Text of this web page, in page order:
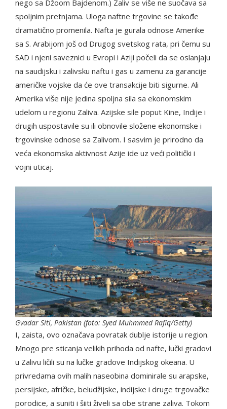
nego sa Džoom Bajdenom.) Zaliv se više ne suočava sa
spoljnim pretnjama. Uloga naftne trgovine se takođe
dramatično promenila. Nafta je gurala odnose Amerike
sa S. Arabijom još od Drugog svetskog rata, pri čemu su
SAD i njeni saveznici u Evropi i Aziji počeli da se oslanjaju
na saudijsku i zalivsku naftu i gas u zamenu za garancije
američke vojske da će ove transakcije biti sigurne. Ali
Amerika više nije jedina spoljna sila sa ekonomskim
udelom u regionu Zaliva. Azijske sile poput Kine, Indije i
drugih uspostavile su ili obnovile složene ekonomske i
trgovinske odnose sa Zalivom. I sasvim je prirodno da
veća ekonomska aktivnost Azije ide uz veći politički i
vojni uticaj.
Gvadar Siti, Pakistan (foto: Syed Muhmmed Rafiq/Getty)
I, zaista, ovo označava povratak dublje istorije u region.
Mnogo pre sticanja velikih prihoda od nafte, lučki gradovi
u Zalivu ličili su na lučke gradove Indijskog okeana. U
privredama ovih malih naseobina dominirale su arapske,
persijske, afričke, beludžijske, indijske i druge trgovačke
porodice, a suniti i šiiti živeli sa obe strane zaliva. Tokom